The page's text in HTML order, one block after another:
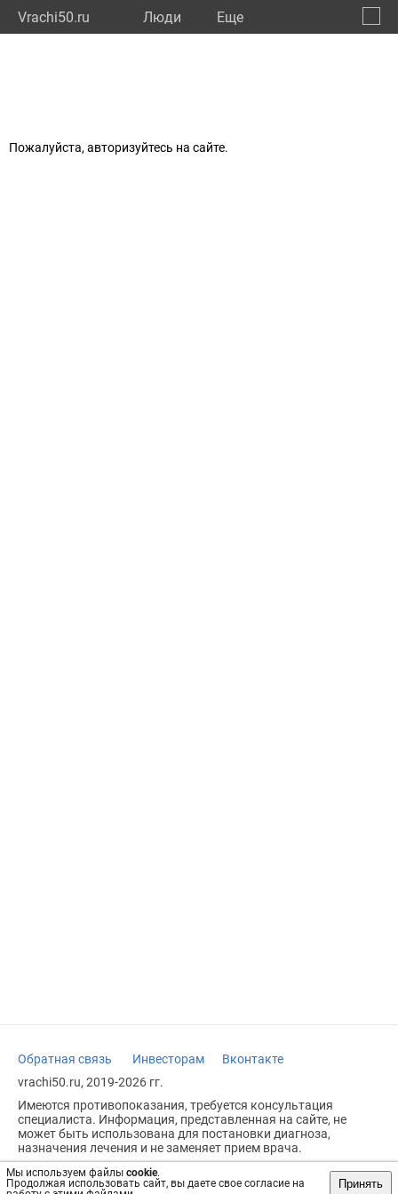
Vrachi50.ru Люди Eще
Мы используем файлы cookie.
Продолжая использовать сайт, вы даете свое согласие на
Принять
Пожалуйста, авторизуйтесь на сайте.
Обратная связь Инвесторам
Вконтакте
vrachi50.ru, 2019-2026 гг.
Имеются противопоказания, требуется консультация
специалиста. Информация, представленная на сайте, не
может быть использована для постановки диагноза,
назначения лечения и не заменяет прием врача.
Возрастное ограничение: 18+